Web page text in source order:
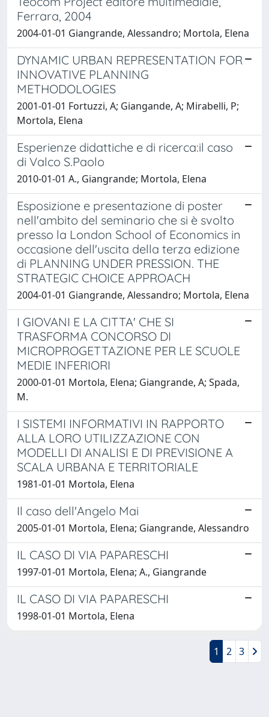
Ferrara, 2004
2004-01-01 Giangrande, Alessandro; Mortola, Elena
DYNAMIC URBAN REPRESENTATION FOR
INNOVATIVE PLANNING
METHODOLOGIES
2001-01-01 Fortuzzi, A; Giangande, A; Mirabelli, P;
Mortola, Elena
Esperienze didattiche e di ricerca:il caso
di Valco S.Paolo
2010-01-01 A., Giangrande; Mortola, Elena
Esposizione e presentazione di poster
nell'ambito del seminario che si è svolto
presso la London School of Economics in
occasione dell'uscita della terza edizione
di PLANNING UNDER PRESSION. THE
STRATEGIC CHOICE APPROACH
2004-01-01 Giangrande, Alessandro; Mortola, Elena
I GIOVANI E LA CITTA' CHE SI
TRASFORMA CONCORSO DI
MICROPROGETTAZIONE PER LE SCUOLE
MEDIE INFERIORI
2000-01-01 Mortola, Elena; Giangrande, A; Spada,
M.
I SISTEMI INFORMATIVI IN RAPPORTO
ALLA LORO UTILIZZAZIONE CON
MODELLI DI ANALISI E DI PREVISIONE A
SCALA URBANA E TERRITORIALE
1981-01-01 Mortola, Elena
Il caso dell'Angelo Mai
2005-01-01 Mortola, Elena; Giangrande, Alessandro
IL CASO DI VIA PAPARESCHI
1997-01-01 Mortola, Elena; A., Giangrande
IL CASO DI VIA PAPARESCHI
1998-01-01 Mortola, Elena
1 2 3